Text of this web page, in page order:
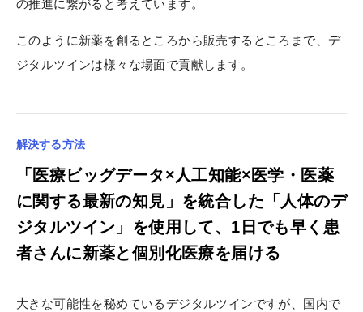
の推進に繋がると考えています。
このように新薬を創るところから販売するところまで、デ
ジタルツインは様々な場面で貢献します。
解決する方法
「医療ビッグデータ×人工知能×医学・医薬
に関する最新の知見」を統合した「人体のデ
ジタルツイン」を使用して、1日でも早く患
者さんに新薬と個別化医療を届ける
大きな可能性を秘めているデジタルツインですが、国内で